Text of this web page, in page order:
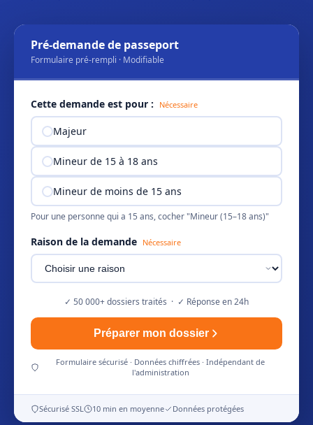
Pré-demande de passeport
Formulaire pré-rempli · Modifiable
Cette demande est pour : Nécessaire
Majeur
Mineur de 15 à 18 ans
Mineur de moins de 15 ans
Pour une personne qui a 15 ans, cocher "Mineur (15–18 ans)"
Raison de la demande Nécessaire
✓ 50 000+ dossiers traités · ✓ Réponse en 24h
Préparer mon dossier
Formulaire sécurisé · Données chiffrées · Indépendant de
l'administration
Sécurisé SSL 10 min en moyenne Données protégées